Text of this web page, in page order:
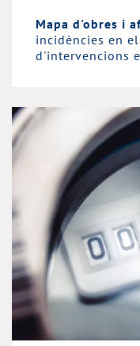
Mapa d'obres i
incidències en
d'intervencions